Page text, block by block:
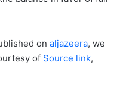
on aljazeera, we
of Source link,